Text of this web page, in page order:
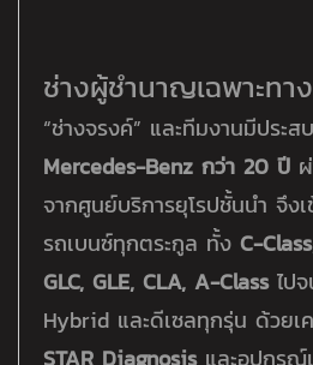
ช่างผู้ชำนาญเฉพาะทา
“ช่างจรงค์” และทีมงานมีประ
Mercedes-Benz กว่า 20 ปี
จากศูนย์บริการยุโรปชั้นนำ จึง
รถเบนซ์ทุกตระกูล ทั้ง C-
GLC, GLE, CLA, A-Classไป
Hybrid และดีเซลทุกรุ่น ด้วยเค
STAR Diagnosisและอุปกรณ์เ